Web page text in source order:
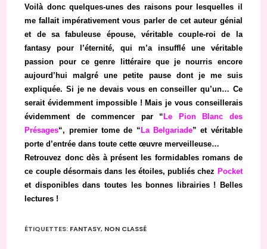
Voilà donc quelques-unes des raisons pour lesquelles il
me fallait impérativement vous parler de cet auteur génial
et de sa fabuleuse épouse, véritable couple-roi de la
fantasy pour l’éternité, qui m’a insufflé une véritable
passion pour ce genre littéraire que je nourris encore
aujourd’hui malgré une petite pause dont je me suis
expliquée. Si je ne devais vous en conseiller qu’un… Ce
serait évidemment impossible ! Mais je vous conseillerais
évidemment de commencer par “Le Pion Blanc des
Présages“, premier tome de “La Belgariade” et véritable
porte d’entrée dans toute cette œuvre merveilleuse…
Retrouvez donc dès à présent les formidables romans de
ce couple désormais dans les étoiles, publiés chez Pocket
et disponibles dans toutes les bonnes librairies ! Belles
lectures !
ÉTIQUETTES: FANTASY, NON CLASSÉ